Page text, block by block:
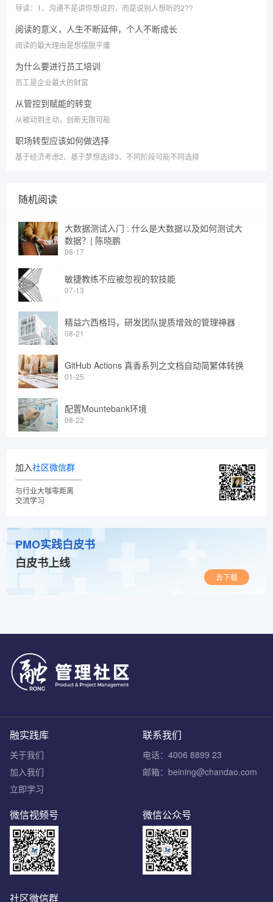
导读：1、沟通不是讲你想说的，而是说别人想听的2??
阅读的意义，人生不断延伸，个人不断成长
阅读的最大理由是想摆脱平庸
为什么要进行员工培训
员工是企业最大的财富
从管控到赋能的转变
从被动到主动，创新无限可能
职场转型应该如何做选择
基于经济考虑2、基于梦想选择3、不同阶段可能不同选择
随机阅读
大数据测试入门 : 什么是大数据以及如何测试大
数据？| 陈晓鹏
08-17
敏捷教练不应被忽视的软技能
07-13
精益六西格玛，研发团队提质增效的管理神器
08-21
GitHub Actions 真香系列之文档自动简繁体转换
01-25
配置Mountebank环境
08-22
加入社区微信群
与行业大咖零距离
交流学习
PMO实践白皮书
白皮书上线
去下载
联系我们
电话：4006 8899 23
邮箱：beining@chandao.com
融实践库
关于我们
加入我们
立即学习
微信公众号
微信视频号
社区微信群